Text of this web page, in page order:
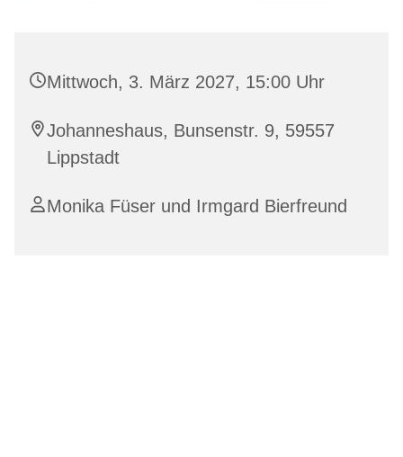
Mittwoch, 3. März 2027, 15:00 Uhr
Johanneshaus, Bunsenstr. 9, 59557
Lippstadt
Monika Füser und Irmgard Bierfreund